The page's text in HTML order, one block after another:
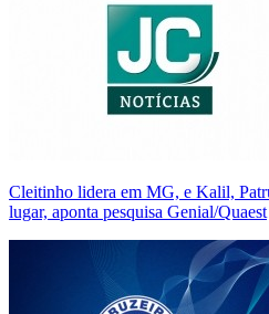
Cleitinho lidera em MG, e Kalil,
lugar, aponta pesquisa Genial/Quaest